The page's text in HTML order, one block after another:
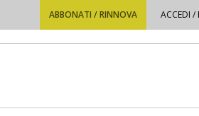
ABBONATI / RINNOVA ACCEDI /